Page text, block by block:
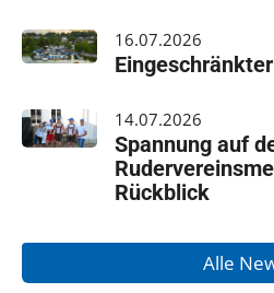
16.07.2026
14.07.2026
Spannung auf
Rückblick
Alle